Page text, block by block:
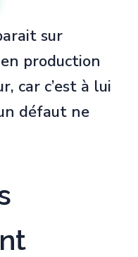
sur
production
car c’est à lui
défaut ne